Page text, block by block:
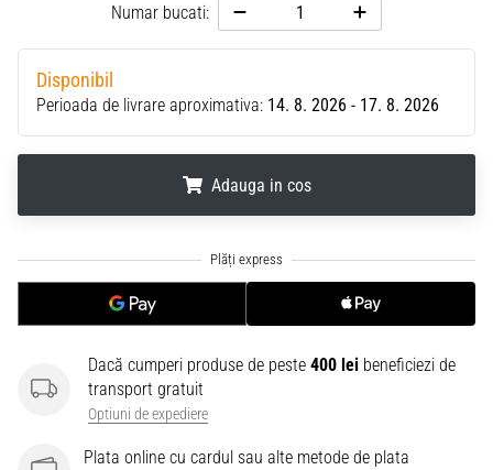
Numar bucati:
Disponibil
Perioada de livrare aproximativa: 14. 8. 2026 - 17. 8. 2026
Adauga in cos
Dacă cumperi produse de peste 400 lei beneficiezi de
transport gratuit
Optiuni de expediere
Plata online cu cardul sau alte metode de plata